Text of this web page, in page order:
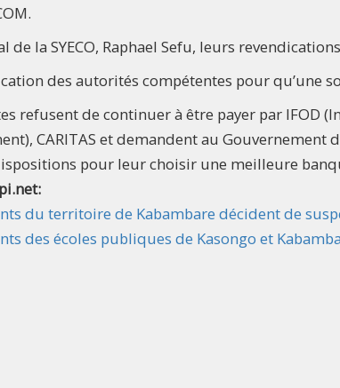
de la SYECO, Raphael Sefu, leurs
des autorités compétentes pour qu’une
refusent de continuer à être payer par IFOD
CARITAS et demandent au Gouvernement
pour leur choisir une meilleure
du territoire de Kabambare décident de
des écoles publiques de Kasongo et